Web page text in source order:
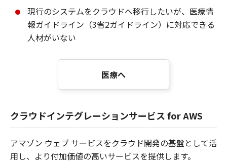
現行のシステムをクラウドへ移行したいが、医療情
報ガイドライン（3省2ガイドライン）に対応できる
人材がいない
医療へ
クラウドインテグレーションサービス for AWS
アマゾン ウェブ サービスをクラウド開発の基盤として活
用し、より付加価値の高いサービスを提供します。